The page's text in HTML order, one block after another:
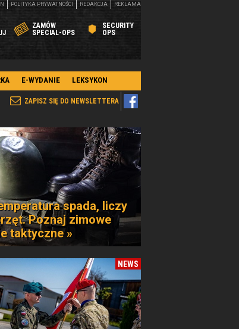
ZAMÓW
SPECIAL-OPS
SECURITY
OPS
POLITYKA PRYWATNOŚCI REDAKCJA REKLAMA
E-WYDANIE LEKSYKON
ZAPISZ SIĘ DO NEWSLETTERA
spada, liczy
Poznaj zimowe
taktyczne »
NEWS